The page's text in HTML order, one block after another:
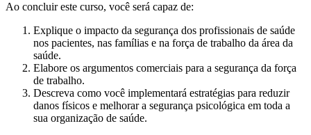
Ao concluir este curso, você será capaz de:
Explique o impacto da segurança dos profissionais de saúde
nos pacientes, nas famílias e na força de trabalho da área da
saúde.
Elabore os argumentos comerciais para a segurança da força
de trabalho.
Descreva como você implementará estratégias para reduzir
danos físicos e melhorar a segurança psicológica em toda a
sua organização de saúde.